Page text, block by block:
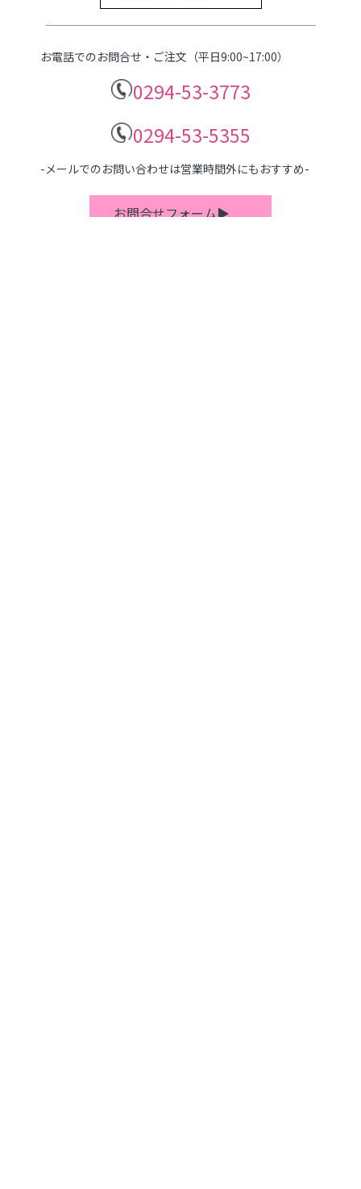
お電話でのお問合せ・ご注文（平日9:00~17:00）
0294-53-3773
0294-53-5355
-メールでのお問い合わせは営業時間外にもおすすめ-
お問合せフォーム▶